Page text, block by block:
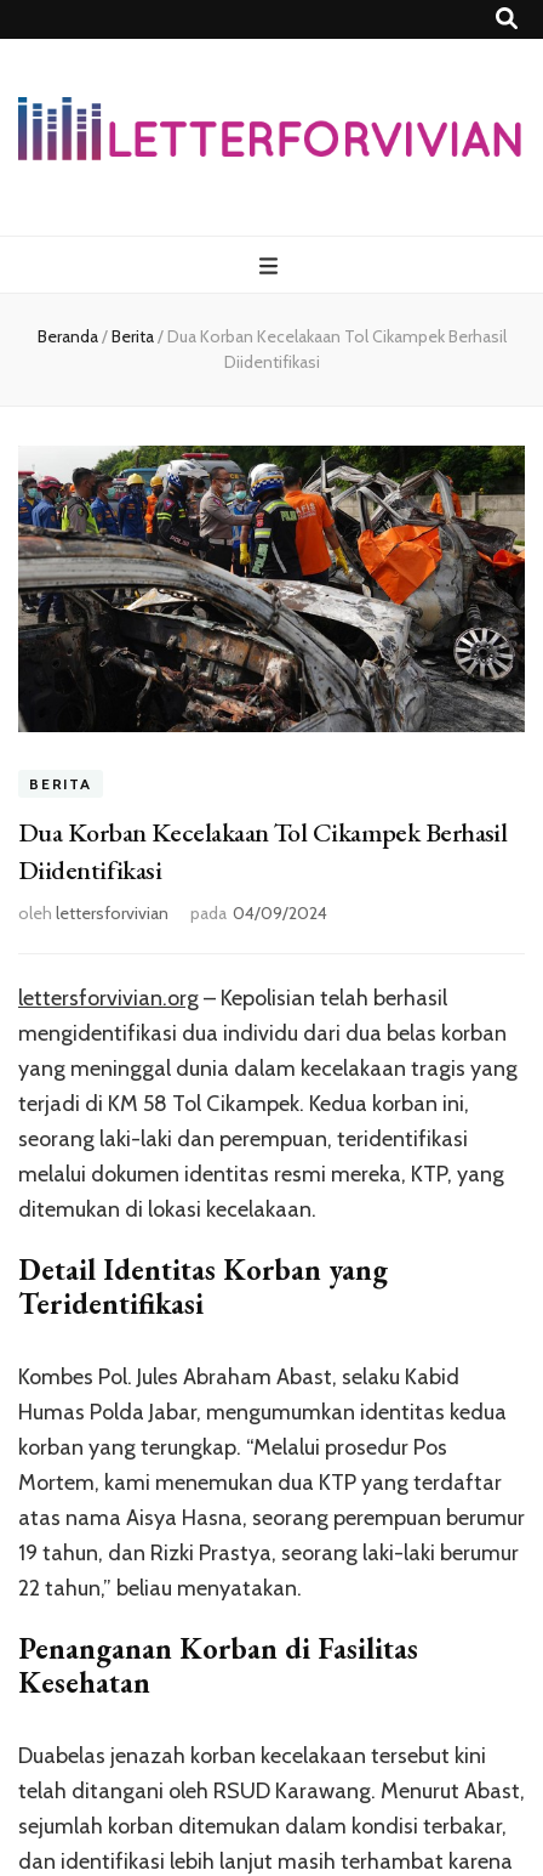
Beranda/Berita/ Dua Korban Kecelakaan Tol Cikampek Berhasil
Diidentifikasi
BERITA
Dua Korban Kecelakaan Tol Cikampek Berhasil
Diidentifikasi
oleh lettersforvivian pada 04/09/2024
lettersforvivian.org– Kepolisian telah berhasil
mengidentifikasi dua individu dari dua belas korban
yang meninggal dunia dalam kecelakaan tragis yang
terjadi di KM 58 Tol Cikampek. Kedua korban ini,
seorang laki-laki dan perempuan, teridentifikasi
melalui dokumen identitas resmi mereka, KTP, yang
ditemukan di lokasi kecelakaan.
Detail Identitas Korban yang
Teridentifikasi
Kombes Pol. Jules Abraham Abast, selaku Kabid
Humas Polda Jabar, mengumumkan identitas kedua
korban yang terungkap. “Melalui prosedur Pos
Mortem, kami menemukan dua KTP yang terdaftar
atas nama Aisya Hasna, seorang perempuan berumur
19 tahun, dan Rizki Prastya, seorang laki-laki berumur
22 tahun,” beliau menyatakan.
Penanganan Korban di Fasilitas
Kesehatan
Duabelas jenazah korban kecelakaan tersebut kini
telah ditangani oleh RSUD Karawang. Menurut Abast,
sejumlah korban ditemukan dalam kondisi terbakar,
dan identifikasi lebih lanjut masih terhambat karena